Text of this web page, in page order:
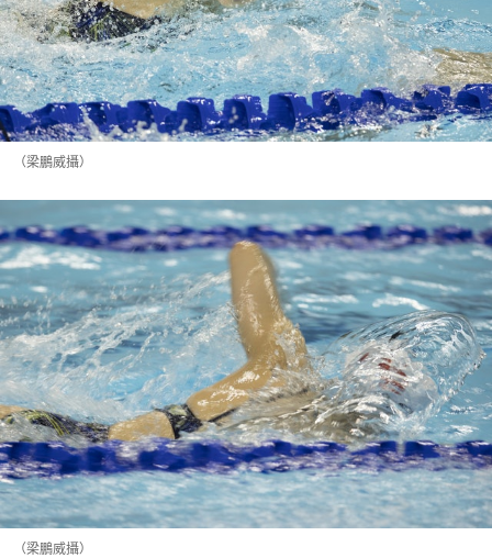
（梁鵬威攝）
（梁鵬威攝）